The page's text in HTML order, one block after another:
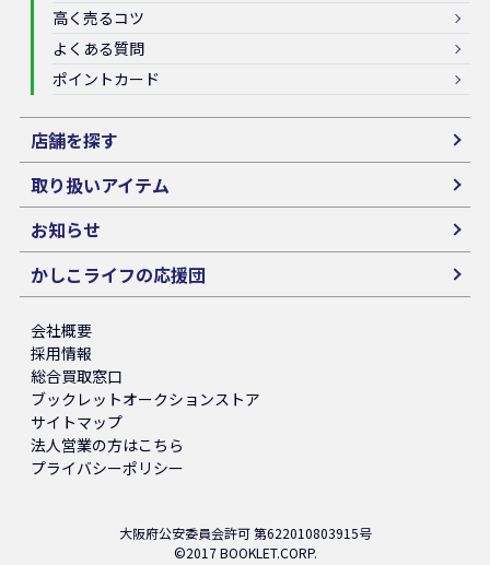
高く売るコツ
よくある質問
ポイントカード
店舗を探す
取り扱いアイテム
お知らせ
かしこライフの応援団
会社概要
採用情報
総合買取窓口
ブックレットオークションストア
サイトマップ
法人営業の方はこちら
プライバシーポリシー
大阪府公安委員会許可 第622010803915号
©2017 BOOKLET.CORP.